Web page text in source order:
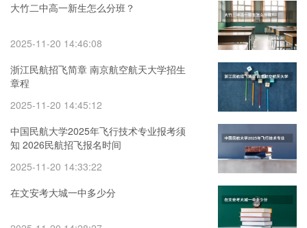
大竹二中高一新生怎么分班？
2025-11-20 14:46:08
浙江民航招飞简章 南京航空航天大学招生
章程
2025-11-20 14:45:12
中国民航大学2025年飞行技术专业报考须
知 2026民航招飞报名时间
2025-11-20 14:33:22
在文安考大城一中多少分